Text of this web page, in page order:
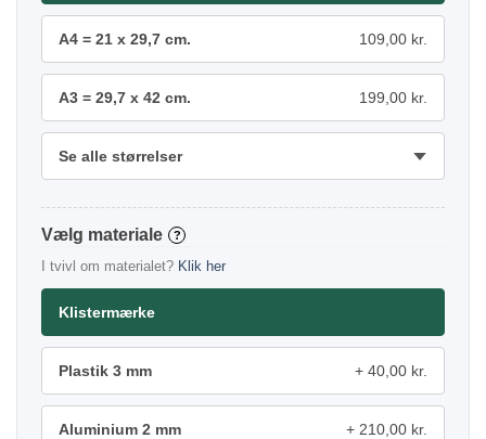
A4 = 21 x 29,7 cm. 109,00 kr.
A3 = 29,7 x 42 cm. 199,00 kr.
Se alle størrelser
materiale ?
I tvivl om materialet? Klik her
Klistermærke
Plastik 3 mm 40,00 kr.
Aluminium 2 mm 210,00 kr.